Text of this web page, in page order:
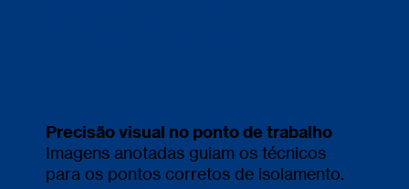
Precisão visual no ponto de trabalho
Imagens anotadas guiam os técnicos
para os pontos corretos de isolamento.